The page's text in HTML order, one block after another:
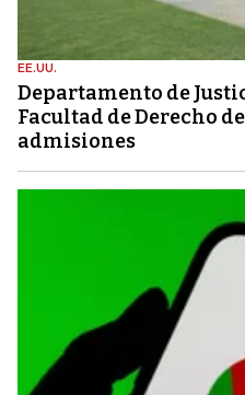
EE.UU.
Departamento de
Facultad de Derecho
admisiones